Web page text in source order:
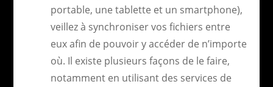
portable, une tablette et un smartphone),
veillez à synchroniser vos fichiers entre
eux afin de pouvoir y accéder de n’importe
où. Il existe plusieurs façons de le faire,
notamment en utilisant des services de